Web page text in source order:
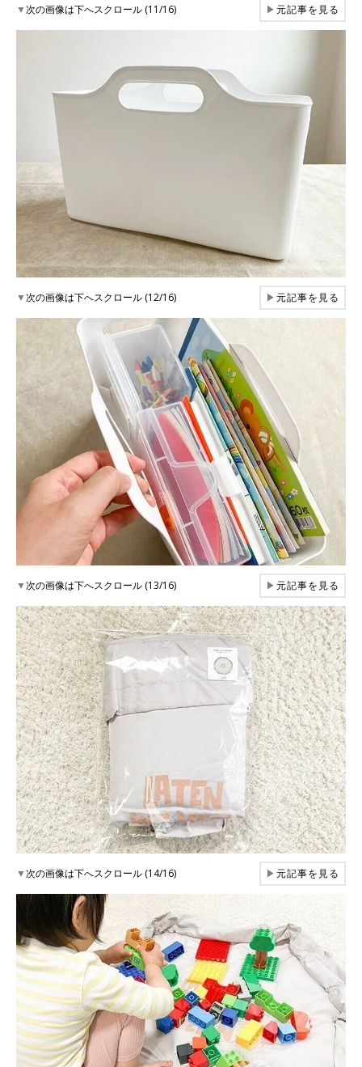
▼次の画像は下へスクロール (11/16) ▶元記事を見る
▼次の画像は下へスクロール (12/16) ▶元記事を見る
▼次の画像は下へスクロール (13/16) ▶元記事を見る
▼次の画像は下へスクロール (14/16) ▶元記事を見る